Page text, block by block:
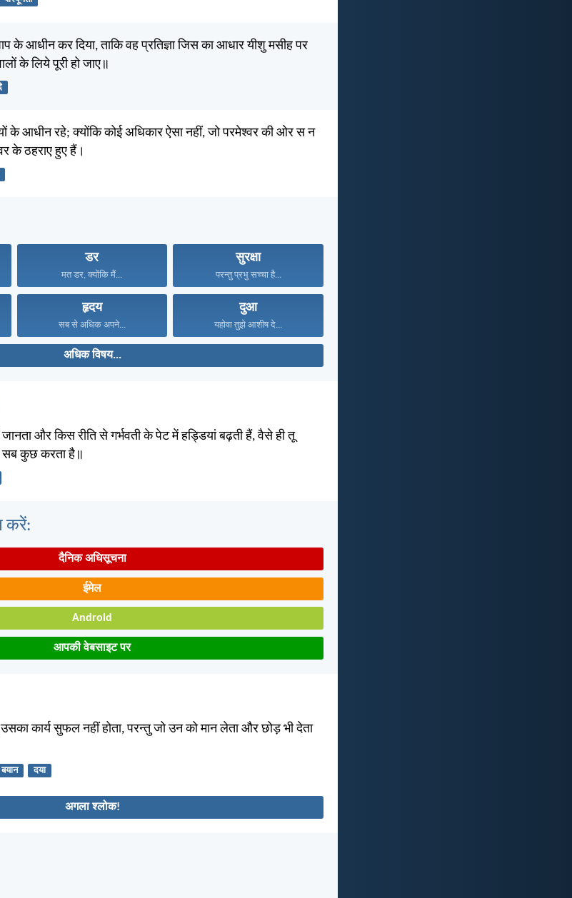
के आधीन कर दिया, ताकि वह प्रतिज्ञा जिस का आधार यीशु मसीह पर
के लिये पूरी हो जाए॥
के आधीन रहे; क्योंकि कोई अधिकार ऐसा नहीं, जो परमेश्वर की ओर स न
के ठहराए हुए हैं।
डर
मत डर, क्योंकि मैं...
सुरक्षा
परन्तु प्रभु सच्चा है...
हृदय
सब से अधिक अपने...
दुआ
यहोवा तुझे आशीष दे...
अधिक विषय...
और किस रीति से गर्भवती के पेट में हड्डियां बढ़ती हैं, वैसे ही तू
सब कुछ करता है॥
करें:
दैनिक अधिसूचना
ईमेल
Android
आपकी वेबसाइट पर
कार्य सुफल नहीं होता, परन्तु जो उन को मान लेता और छोड़ भी देता
दया
अगला श्लोक!